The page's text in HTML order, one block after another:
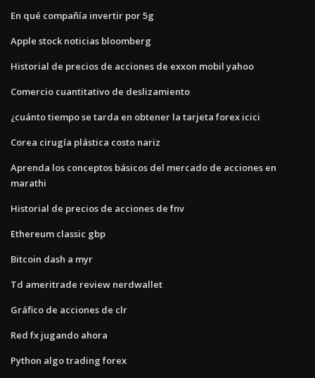
En qué compañía invertir por 5g
Apple stock noticias bloomberg
Historial de precios de acciones de exxon mobil yahoo
Comercio cuantitativo de deslizamiento
¿cuánto tiempo se tarda en obtener la tarjeta forex icici
Corea cirugía plástica costo nariz
Aprenda los conceptos básicos del mercado de acciones en
marathi
Historial de precios de acciones de fnv
Ethereum classic gbp
Bitcoin dash a myr
Td ameritrade review nerdwallet
Gráfico de acciones de clr
Red fx jugando ahora
Python algo trading forex